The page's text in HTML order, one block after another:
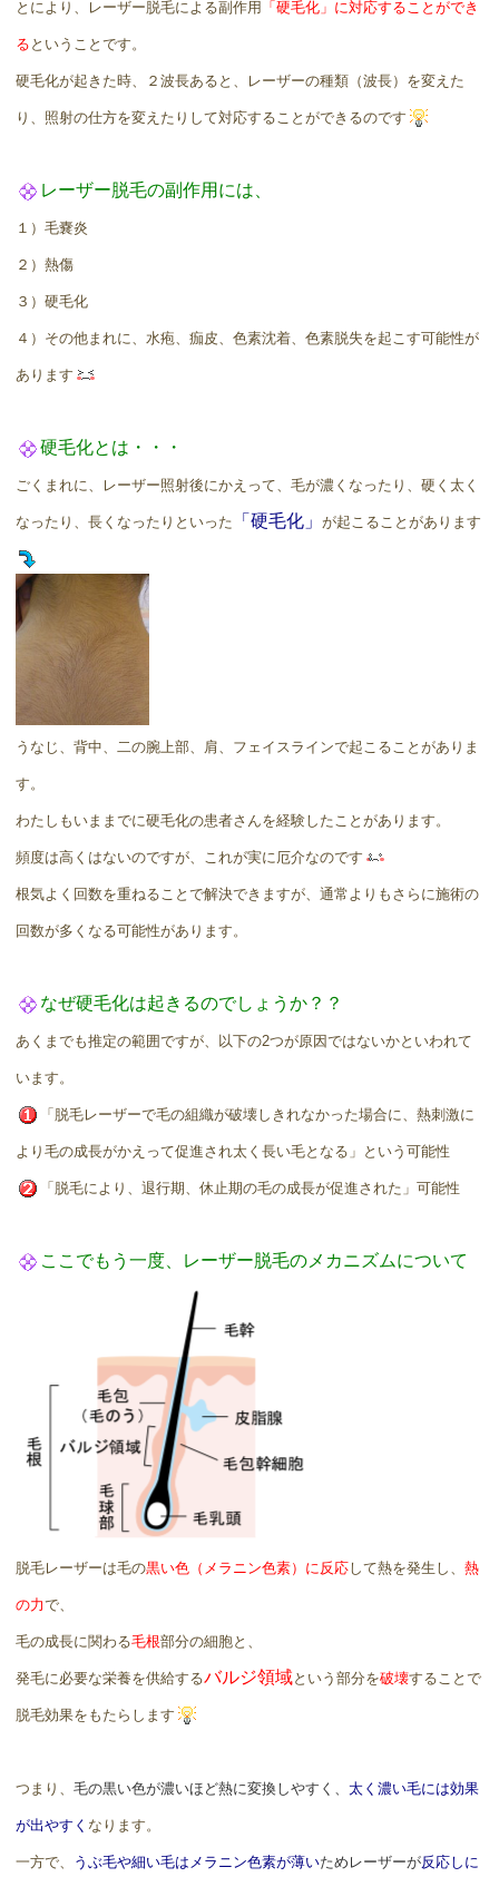
とにより、レーザー脱毛による副作用 「硬毛化」に対応することができ
る ということです。
硬毛化が起きた時、２波長あると、レーザーの種類（波長）を変えた
り、照射の仕方を変えたりして対応することができるのです
レーザー脱毛の副作用には、
１）毛嚢炎
２）熱傷
３）硬毛化
４）その他まれに、水疱、痂皮、色素沈着、色素脱失を起こす可能性が
あります
硬毛化とは・・・
ごくまれに、レーザー照射後にかえって、毛が濃くなったり、硬く太く
なったり、長くなったりといった 「硬毛化」が起こることがあります
うなじ、背中、二の腕上部、肩、フェイスラインで起こることがありま
す。
わたしもいままでに硬毛化の患者さんを経験したことがあります。
頻度は高くはないのですが、これが実に厄介なのです
根気よく回数を重ねることで解決できますが、通常よりもさらに施術の
回数が多くなる可能性があります。
なぜ硬毛化は起きるのでしょうか？？
あくまでも推定の範囲ですが、以下の2つが原因ではないかといわれて
います。
「脱毛レーザーで毛の組織が破壊しきれなかった場合に、熱刺激に
より毛の成長がかえって促進され太く長い毛となる」という可能性
「脱毛により、退行期、休止期の毛の成長が促進された」可能性
ここでもう一度、レーザー脱毛のメカニズムについて
脱毛レーザーは毛の黒い色（メラニン色素）に反応して熱を発生し、熱
の力で、
毛の成長に関わる毛根部分の細胞と、
発毛に必要な栄養を供給するバルジ領域という部分を破壊することで
脱毛効果をもたらします
つまり、毛の黒い色が濃いほど熱に変換しやすく、太く濃い毛には効果
が出やすく なります。
一方で、 うぶ毛や細い毛はメラニン色素が薄いためレーザーが反応しに